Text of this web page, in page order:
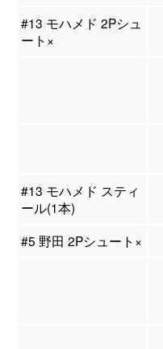
#13 モハメド 2Pシュ
ート×
#13 モハメド スティ
ール(1本)
#5 野田 2Pシュート×